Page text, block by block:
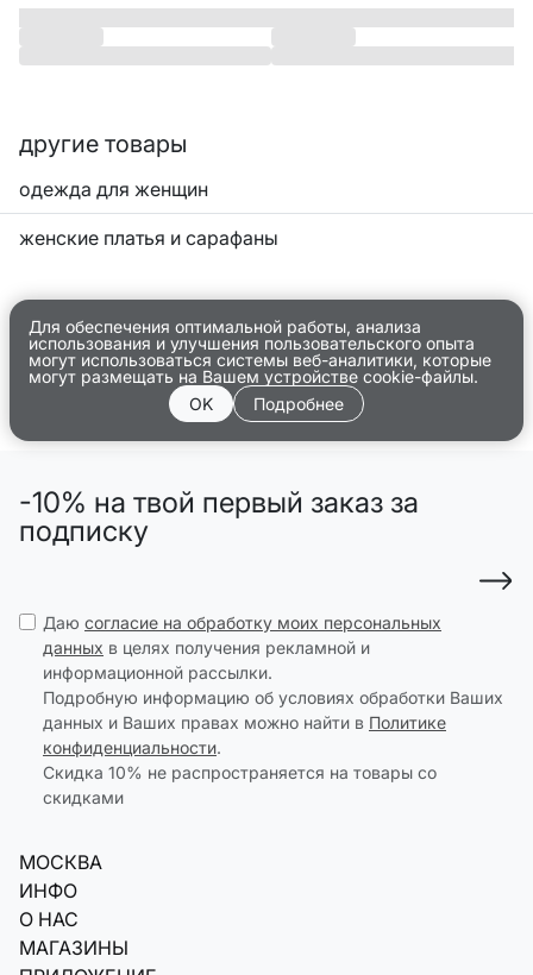
другие товары
одежда для женщин
женские платья и сарафаны
Для обеспечения оптимальной работы, анализа
использования и улучшения пользовательского опыта
могут использоваться системы веб-аналитики, которые
могут размещать на Вашем устройстве cookie-файлы.
OK
Подробнее
-10% на твой первый заказ за
подписку
Даю согласие на обработку моих персональных
данных в целях получения рекламной и
информационной рассылки.
Подробную информацию об условиях обработки Ваших
данных и Ваших правах можно найти в Политике
конфиденциальности.
Скидка 10% не распространяется на товары со
скидками
МОСКВА
ИНФО
О НАС
МАГАЗИНЫ